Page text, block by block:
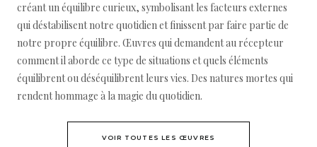
créant un équilibre curieux, symbolisant les facteurs externes
qui déstabilisent notre quotidien et finissent par faire partie de
notre propre équilibre. Œuvres qui demandent au récepteur
comment il aborde ce type de situations et quels éléments
équilibrent ou déséquilibrent leurs vies. Des natures mortes qui
rendent hommage à la magie du quotidien.
VOIR TOUTES LES ŒUVRES